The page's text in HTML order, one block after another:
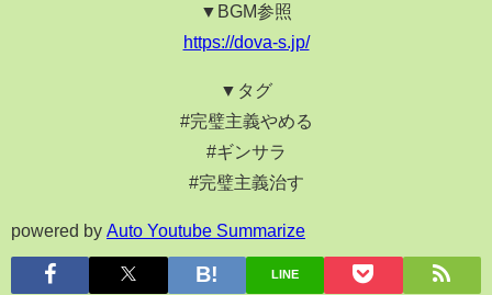
▼BGM参照
https://dova-s.jp/
▼タグ
#完璧主義やめる
#ギンサラ
#完璧主義治す
powered by Auto Youtube Summarize
LINE